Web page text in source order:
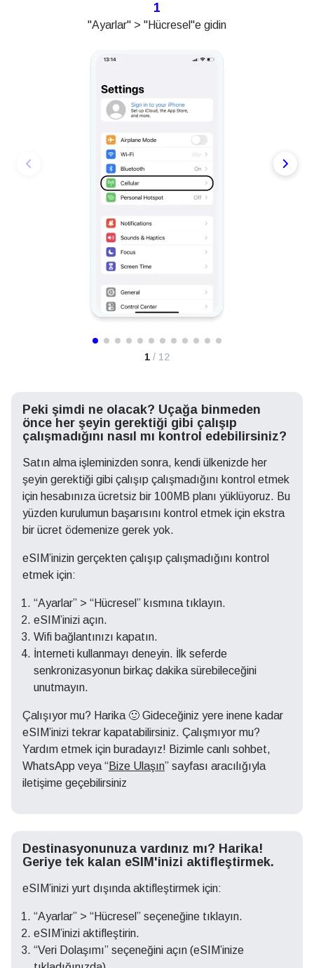
1
"Ayarlar" > "Hücresel"e gidin
1 / 12
Peki şimdi ne olacak? Uçağa binmeden
önce her şeyin gerektiği gibi çalışıp
çalışmadığını nasıl mı kontrol edebilirsiniz?
Satın alma işleminizden sonra, kendi ülkenizde her
şeyin gerektiği gibi çalışıp çalışmadığını kontrol etmek
için hesabınıza ücretsiz bir 100MB planı yüklüyoruz. Bu
yüzden kurulumun başarısını kontrol etmek için ekstra
bir ücret ödemenize gerek yok.
eSIM’inizin gerçekten çalışıp çalışmadığını kontrol
etmek için:
“Ayarlar” > “Hücresel” kısmına tıklayın.
eSIM’inizi açın.
Wifi bağlantınızı kapatın.
İnterneti kullanmayı deneyin. İlk seferde
senkronizasyonun birkaç dakika sürebileceğini
unutmayın.
Çalışıyor mu? Harika 🙂 Gideceğiniz yere inene kadar
eSIM’inizi tekrar kapatabilirsiniz. Çalışmıyor mu?
Yardım etmek için buradayız! Bizimle canlı sohbet,
WhatsApp veya “Bize Ulaşın” sayfası aracılığıyla
iletişime geçebilirsiniz
Destinasyonunuza vardınız mı? Harika!
Geriye tek kalan eSIM'inizi aktifleştirmek.
eSIM’inizi yurt dışında aktifleştirmek için:
“Ayarlar” > “Hücresel” seçeneğine tıklayın.
eSIM’inizi aktifleştirin.
“Veri Dolaşımı” seçeneğini açın (eSIM’inize